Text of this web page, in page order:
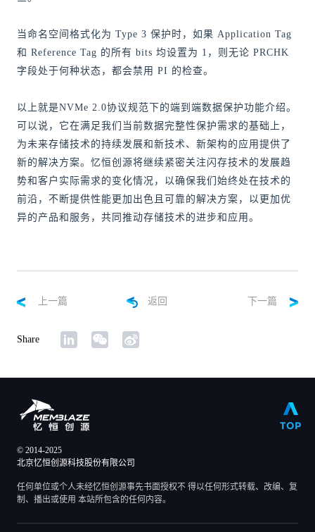
当命名空间格式化为 Type 3 保护时，如果 Application Tag
和 Reference Tag 的所有 bits 均设置为 1，则无论 PRCHK
字段处于何种状态，都会禁用 PI 的检查。
以上就是NVMe 2.0协议规范下的端到端数据保护功能介绍。
可以说，它在满足我们当前数据完整性保护需求的基础上，
为未来存储技术的持续发展和新技术、新架构的应用提供了
新的解决方案。忆恒创源将继续紧密关注闪存技术的发展趋
势和客户实际需求的变化情况，以确保我们始终处在技术的
前沿，不断提供性能更加出色且可靠的解决方案，以更加优
异的产品和服务，共同推动存储技术的进步和应用。
上一篇 返回 下一篇
Share
© 2014-2025
北京忆恒创源科技股份有限公司
任何单位或个人未经忆恒创源事先书面授权不 得以任何形式转载、改编、复
制、播出或使用 本站所包含的任何内容。
TOP